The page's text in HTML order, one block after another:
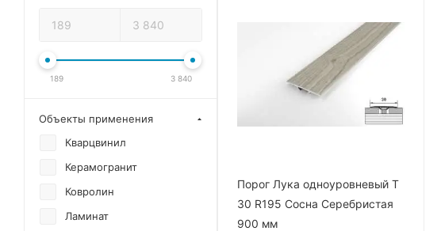
Порог Лука одноуровневый Т
30 R195 Сосна Серебристая
900 мм
189 3 840
Объекты применения
Кварцвинил
Керамогранит
Ковролин
Ламинат